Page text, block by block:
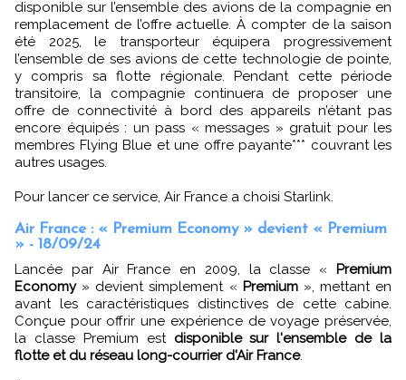
disponible sur l’ensemble des avions de la compagnie en
remplacement de l’offre actuelle. À compter de la saison
été 2025, le transporteur équipera progressivement
l’ensemble de ses avions de cette technologie de pointe,
y compris sa flotte régionale. Pendant cette période
transitoire, la compagnie continuera de proposer une
offre de connectivité à bord des appareils n’étant pas
encore équipés : un pass « messages » gratuit pour les
membres Flying Blue et une offre payante*** couvrant les
autres usages.
Pour lancer ce service, Air France a choisi Starlink.
Air France : « Premium Economy » devient « Premium
» - 18/09/24
Lancée par Air France en 2009, la classe « Premium
Economy» devient simplement « Premium», mettant en
avant les caractéristiques distinctives de cette cabine.
Conçue pour offrir une expérience de voyage préservée,
la classe Premium est disponible sur l'ensemble de la
flotte et du réseau long-courrier d'Air France.